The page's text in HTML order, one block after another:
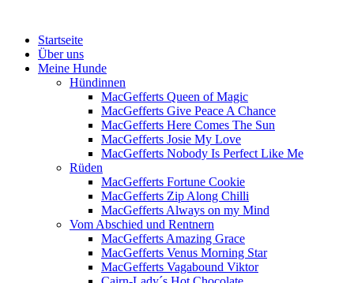
Menü
Zum
Inhalt
springen
Startseite
Über uns
Meine Hunde
Hündinnen
MacGefferts Queen of Magic
MacGefferts Give Peace A Chance
MacGefferts Here Comes The Sun
MacGefferts Josie My Love
MacGefferts Nobody Is Perfect Like Me
Rüden
MacGefferts Fortune Cookie
MacGefferts Zip Along Chilli
MacGefferts Always on my Mind
Vom Abschied und Rentnern
MacGefferts Amazing Grace
MacGefferts Venus Morning Star
MacGefferts Vagabound Viktor